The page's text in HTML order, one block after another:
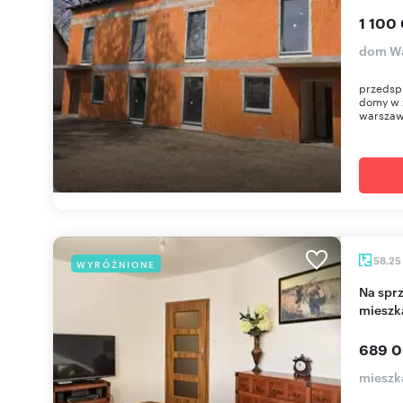
1 100
dom
domy w
WYRÓŻNIONE 58,25
Na sprzedaż funkcjonalne 3-pokojowe
689